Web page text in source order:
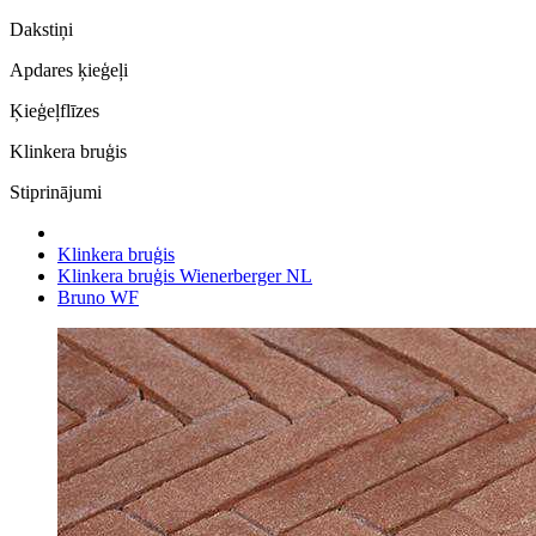
Dakstiņi
Apdares ķieģeļi
Ķieģeļflīzes
Klinkera bruģis
Stiprinājumi
Klinkera bruģis
Klinkera bruģis Wienerberger NL
Bruno WF